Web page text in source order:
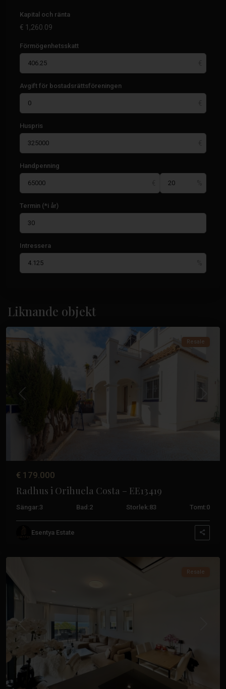
Kapital och ränta
€ 1,260.09
Förmögenhetsskatt
Avgift för bostadsrättsföreningen
Huspris
Handpenning
Termin (*i år)
Intressera
Liknande objekt
Orihuela
Costa
Tidigare Nästa
Resale
€ 179.000
Radhus i Orihuela Costa – EE13419
Sängar:3 Bad:2 Storlek:83 Tomt:0
Esentya Estate
Punta
Orihuela
Tidigare
Resale